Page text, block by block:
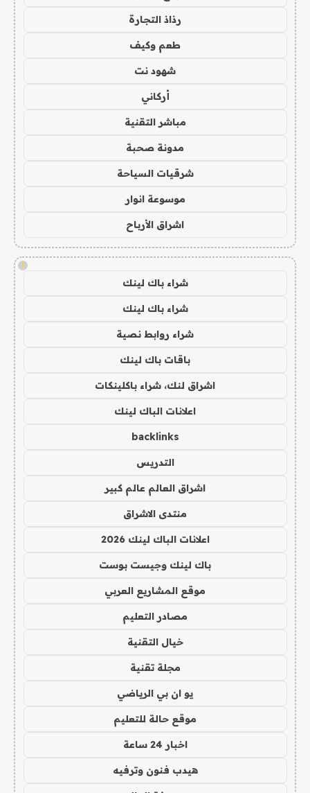
رذاذ التجارة
طعم وكيف
شهود نت
أركاني
مباشر التقنية
مدونة صحبة
شرقيات السياحة
موسوعة انوار
اشراق الأرباح
!
شراء باك لينك
شراء باك لينك
شراء روابط نصية
باقات باك لينك
اشراق لنك، شراء باكلينكات
اعلانات الباك لينك
backlinks
التدريس
اشراق العالم عالم كبير
منتدى الاشراق
اعلانات الباك لينك 2026
باك لينك وجيست بوست
موقع المشاريع العربي
مصادر التعليم
خيال التقنية
مجلة تقنية
يو ان بي الرياضي
موقع حالة للتعليم
اخبار 24 ساعة
هيدب فنون وترفيه